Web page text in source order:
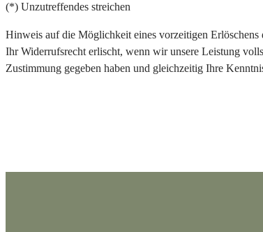
(*) Unzutreffendes streichen
Hinweis auf die Möglichkeit eines vorzeitigen Erlöschens
Ihr Widerrufsrecht erlischt, wenn wir unsere Leistung
Zustimmung gegeben haben und gleichzeitig Ihre